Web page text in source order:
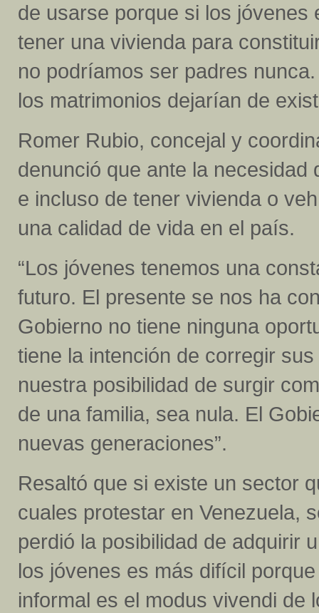
de usarse porque si los jóvenes
tener una vivienda para
no podríamos ser padres
los matrimonios dejarían de
Romer Rubio, concejal y
denunció que ante la
e incluso de tener vivienda o
una calidad de vida en el país.
“Los jóvenes tenemos una
futuro. El presente se nos ha
Gobierno no tiene ninguna
tiene la intención de corregir
nuestra posibilidad de surgir
de una familia, sea nula. El
nuevas generaciones”.
Resaltó que si existe un sector
cuales protestar en Venezuela,
perdió la posibilidad de adquirir
los jóvenes es más difícil
informal es el modus vivendi de